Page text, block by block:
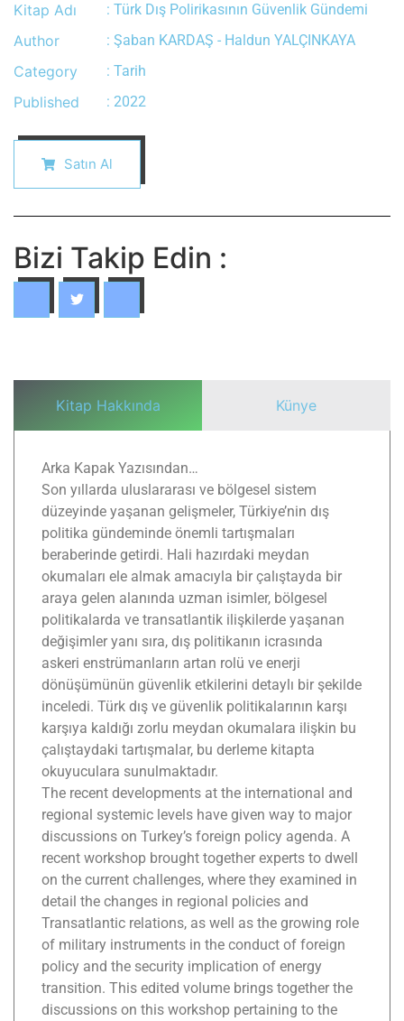
Kitap Adı
Author
Category
Published
: Türk Dış Polirikasının Güvenlik Gündemi
: Şaban KARDAŞ - Haldun YALÇINKAYA
: Tarih
: 2022
Satın Al
Bizi Takip Edin :
Kitap Hakkında Künye
Arka Kapak Yazısından…
Son yıllarda uluslararası ve bölgesel sistem
düzeyinde yaşanan gelişmeler, Türkiye’nin dış
politika gündeminde önemli tartışmaları
beraberinde getirdi. Hali hazırdaki meydan
okumaları ele almak amacıyla bir çalıştayda bir
araya gelen alanında uzman isimler, bölgesel
politikalarda ve transatlantik ilişkilerde yaşanan
değişimler yanı sıra, dış politikanın icrasında
askeri enstrümanların artan rolü ve enerji
dönüşümünün güvenlik etkilerini detaylı bir şekilde
inceledi. Türk dış ve güvenlik politikalarının karşı
karşıya kaldığı zorlu meydan okumalara ilişkin bu
çalıştaydaki tartışmalar, bu derleme kitapta
okuyuculara sunulmaktadır.
The recent developments at the international and
regional systemic levels have given way to major
discussions on Turkey’s foreign policy agenda. A
recent workshop brought together experts to dwell
on the current challenges, where they examined in
detail the changes in regional policies and
Transatlantic relations, as well as the growing role
of military instruments in the conduct of foreign
policy and the security implication of energy
transition. This edited volume brings together the
discussions on this workshop pertaining to the